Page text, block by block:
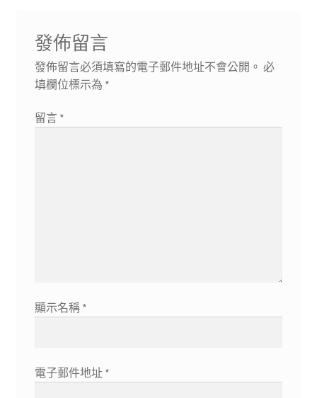
覽發佈留言
發佈留言必須填寫的電子郵件地址不會公開。 必
填欄位標示為 *
留言 *
顯示名稱 *
電子郵件地址 *